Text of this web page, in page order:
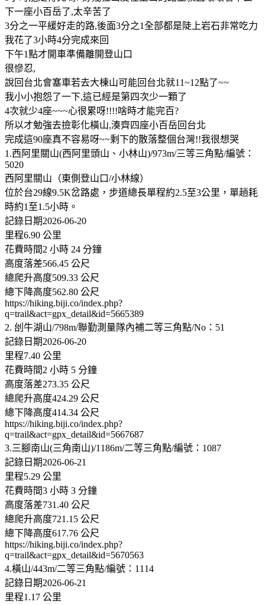
下一座小百岳了,太辛苦了
3分之一平緩好走的路,後面3分之1全部都是陡上岩石非常吃力
我花了3小時4分完成來回
下午1點才開車準備離開登山口
很慘忍,
說回台北會塞車若去大棟山可能回台北就11~12點了~~
我小小抱怨了一下,這已經是第四次少一顆了
4次就少4座~~~心很累呀!!!!啥時才能完百?
所以才勉強去撿彰化橫山,湊齊四座小百岳回台北
完成這90座真不容易呀~~剩下的散落整個台灣!!我很想哭
1.西阿里關山(西阿里頭山、小林山)/973m/三等三角點/編號：
5020
西阿里關山（東側登山口/小林線）
位於台29線9.5K岔路處，步道總長單程約2.5至3公里，單趟耗
時約1至1.5小時。
記錄日期2026-06-20
里程6.90 公里
花費時間2 小時 24 分鐘
高度落差566.45 公尺
總爬升高度509.33 公尺
總下降高度562.80 公尺
https://hiking.biji.co/index.php?
q=trail&act=gpx_detail&id=5665389
2. 刣牛湖山/798m/聯勤測量隊內補二等三角點/No：51
記錄日期2026-06-20
里程7.40 公里
花費時間2 小時 5 分鐘
高度落差273.35 公尺
總爬升高度424.29 公尺
總下降高度414.34 公尺
https://hiking.biji.co/index.php?
q=trail&act=gpx_detail&id=5667687
3.三腳南山(三角南山)/1186m/二等三角點/編號：1087
記錄日期2026-06-21
里程5.29 公里
花費時間3 小時 3 分鐘
高度落差731.40 公尺
總爬升高度721.15 公尺
總下降高度617.76 公尺
https://hiking.biji.co/index.php?
q=trail&act=gpx_detail&id=5670563
4.橫山/443m/二等三角點/編號：1114
記錄日期2026-06-21
里程1.17 公里